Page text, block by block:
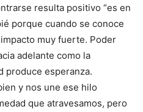
resulta positivo “es en
porque cuando se conoce
muy fuerte. Poder
adelante como la
produce esperanza.
y nos une ese hilo
que atravesamos, pero